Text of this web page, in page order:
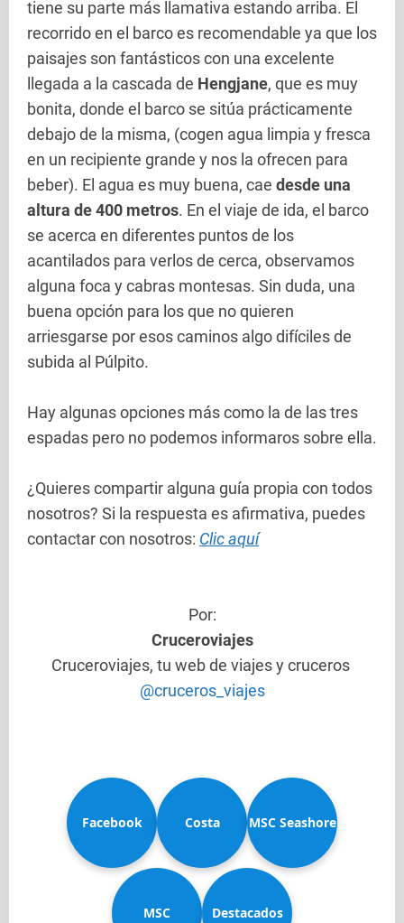
tiene su parte más llamativa estando arriba. El
recorrido en el barco es recomendable ya que los
paisajes son fantásticos con una excelente
llegada a la cascada de Hengjane, que es muy
bonita, donde el barco se sitúa prácticamente
debajo de la misma, (cogen agua limpia y fresca
en un recipiente grande y nos la ofrecen para
beber). El agua es muy buena, cae desde una
altura de 400 metros. En el viaje de ida, el barco
se acerca en diferentes puntos de los
acantilados para verlos de cerca, observamos
alguna foca y cabras montesas. Sin duda, una
buena opción para los que no quieren
arriesgarse por esos caminos algo difíciles de
subida al Púlpito.
Hay algunas opciones más como la de las tres
espadas pero no podemos informaros sobre ella.
¿Quieres compartir alguna guía propia con todos
nosotros? Si la respuesta es afirmativa, puedes
contactar con nosotros: Clic aquí
Por:
Cruceroviajes
Cruceroviajes, tu web de viajes y cruceros
@cruceros_viajes
Facebook Costa
Diadema
MSC Seashore
MSC Destacados